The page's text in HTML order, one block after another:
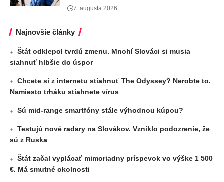
7. augusta 2026
Najnovšie články
Štát odklepol tvrdú zmenu. Mnohí Slováci si musia
siahnuť hlbšie do úspor
Chcete si z internetu stiahnuť The Odyssey? Nerobte to.
Namiesto trháku stiahnete vírus
Sú mid-range smartfóny stále výhodnou kúpou?
Testujú nové radary na Slovákov. Vzniklo podozrenie, že
sú z Ruska
Štát začal vyplácať mimoriadny príspevok vo výške 1 500
€. Má smutné okolnosti